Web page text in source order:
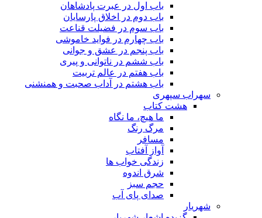
باب اول در عبرت پادشاهان
باب دوم در اخلاق پارسایان
باب سوم در فضیلت قناعت
باب چهارم در فواید خاموشى
باب پنجم در عشق و جوانى
باب ششم در ناتوانى و پیرى
باب هفتم در عالم تربیت
باب هشتم در آداب صحبت و همنشنى
سهراب سپهری
هشت کتاب
ما هیچ، ما نگاه
مرگ رنگ
مسافر
آواز آفتاب
زندگی خواب ها
شرق اندوه
حجم سبز
صدای پای آب
شهریار